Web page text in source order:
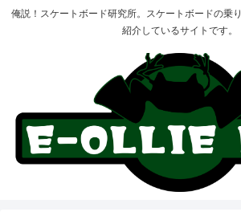
俺説！スケートボード研究所。スケートボードの乗
紹介しているサイトです。